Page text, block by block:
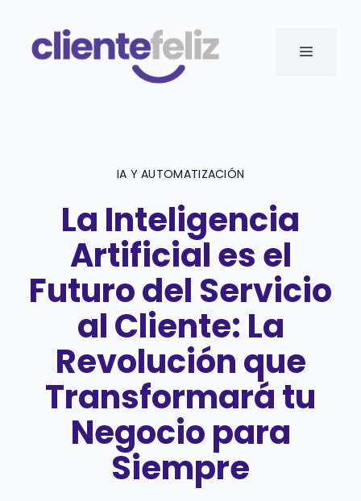
contenido
MENÚ
IA Y AUTOMATIZACIÓN
La Inteligencia
Artificial es el
Futuro del Servicio
al Cliente: La
Revolución que
Transformará tu
Negocio para
Siempre